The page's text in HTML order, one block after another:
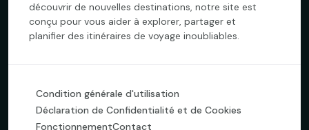
découvrir de nouvelles destinations, notre site est
conçu pour vous aider à explorer, partager et
planifier des itinéraires de voyage inoubliables.
Condition générale d'utilisation
Déclaration de Confidentialité et de Cookies
FonctionnementContact